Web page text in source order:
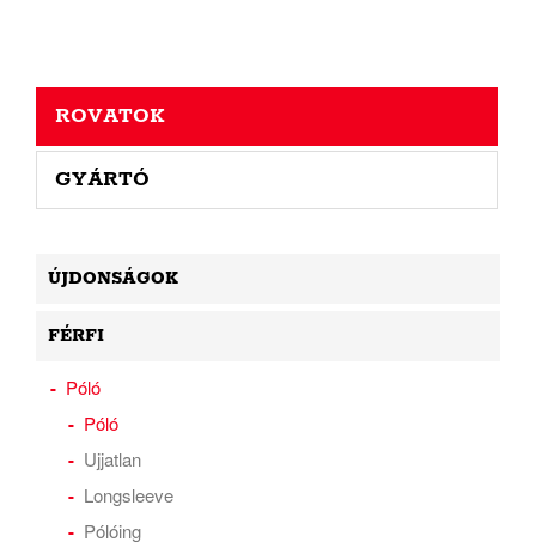
ROVATOK
GYÁRTÓ
ÚJDONSÁGOK
FÉRFI
Póló
Póló
Ujjatlan
Longsleeve
Pólóing